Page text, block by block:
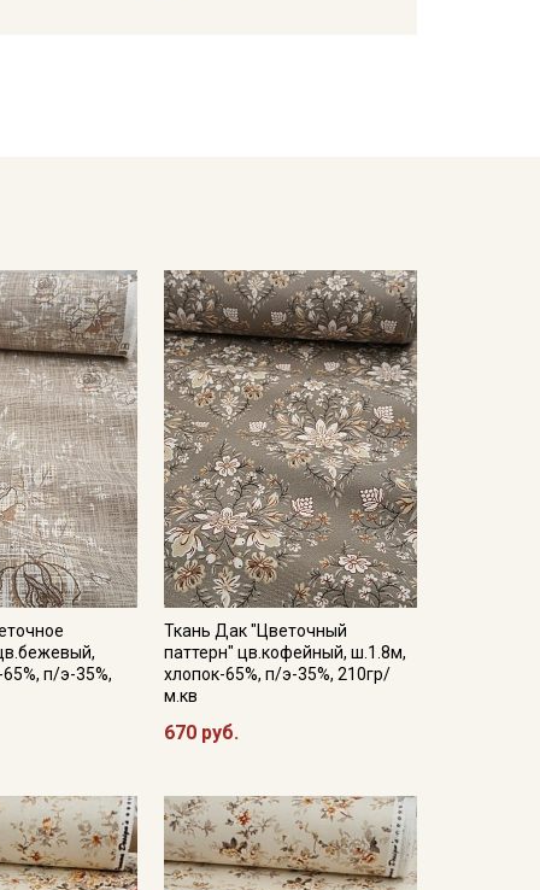
и пролитую жидкость удаляйте влажной
высоких температур и интенсивного
на ткани).
месте, не пересушивать;
температуру до 110С.
ткани в зависимости от настроек вашего
п/э-35%,
Ткань Дак "Цветочный
паттерн" цв.кофейный, ш.1.8м,
хлопок-65%, п/э-35%, 210гр/
м.кв
670 руб.